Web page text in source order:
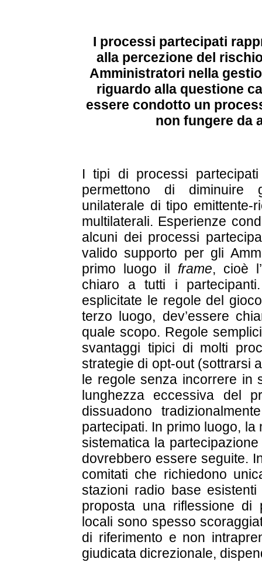
I processi partecipati
alla percezione del
Amministratori nella
riguardo alla questione
essere condotto un
non fungere da
I tipi di processi
permettono di diminuire
unilaterale di tipo emittente-
multilaterali. Esperienze
alcuni dei processi
valido supporto per gli
primo luogo il frame, cioè
chiaro a tutti i
esplicitate le regole del
terzo luogo, dev’essere
quale scopo. Regole
svantaggi tipici di molti
strategie di opt-out (sottrarsi
le regole senza incorrere in
lunghezza eccessiva del
dissuadono
partecipati. In primo luogo,
sistematica la
dovrebbero essere seguite.
comitati che richiedono
stazioni radio base
proposta una riflessione di
locali sono spesso
di riferimento e non
giudicata dicrezionale,